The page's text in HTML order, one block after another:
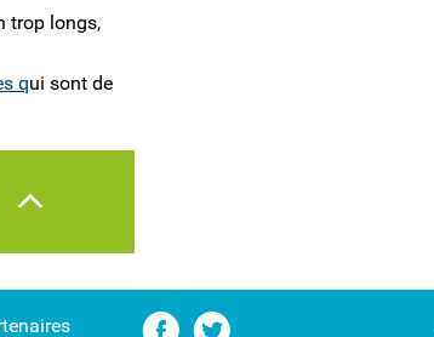
trop longs,
qui sont de